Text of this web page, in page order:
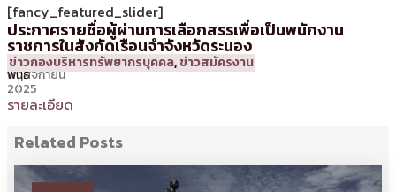
[fancy_featured_slider]
ประกาศรายชื่อผู้ผ่านการเลือกสรรเพื่อเป็นพนักงาน
ราชการในสังกัดเรือนจำจังหวัดระนอง
11
พฤศจิกายน
2025
17:01 น.
โดย
วิมล
พันธ์
ข่าวกองบริหารทรัพยากรบุคคล,ข่าวสมัครงาน
รายละเอียด
Related Posts